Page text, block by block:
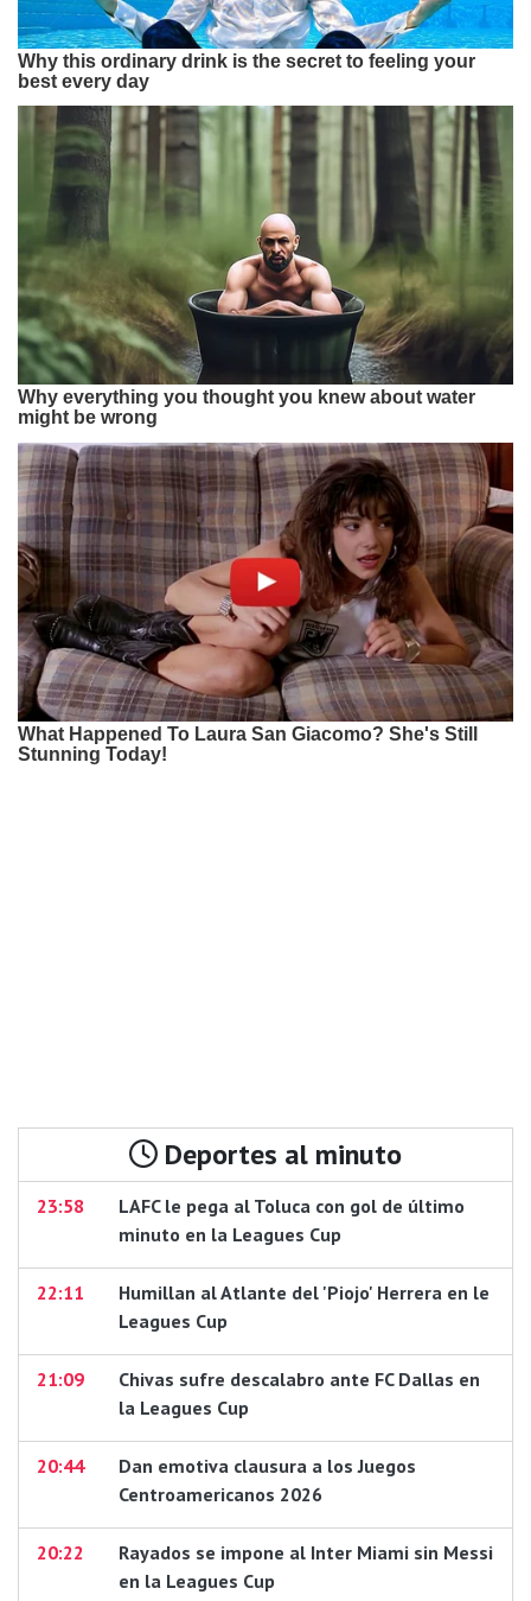
Deportes al minuto
23:58
LAFC le pega al Toluca con gol de último
minuto en la Leagues Cup
22:11
Humillan al Atlante del 'Piojo' Herrera en le
Leagues Cup
21:09
Chivas sufre descalabro ante FC Dallas en
la Leagues Cup
20:44
Dan emotiva clausura a los Juegos
Centroamericanos 2026
20:22
Rayados se impone al Inter Miami sin Messi
en la Leagues Cup